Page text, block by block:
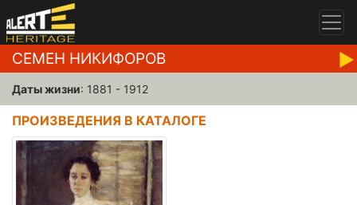
СЕМЕН НИКИФОРОВ
Даты жизни: 1881 - 1912
ПРОИЗВЕДЕНИЯ В КАТАЛОГЕ